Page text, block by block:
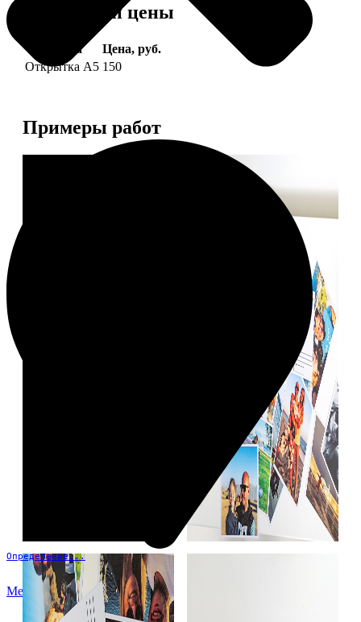
Определение...
Меню
Форматы и цены
Услуга
Цена, руб.
Открытка А5 150
Примеры работ